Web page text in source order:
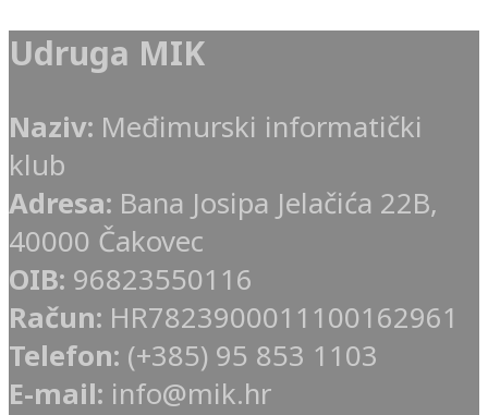
Udruga MIK
Naziv: Međimurski informatički
klub
Adresa: Bana Josipa Jelačića 22B,
40000 Čakovec
OIB: 96823550116
Račun: HR7823900011100162961
Telefon: (+385) 95 853 1103
E-mail: info@mik.hr